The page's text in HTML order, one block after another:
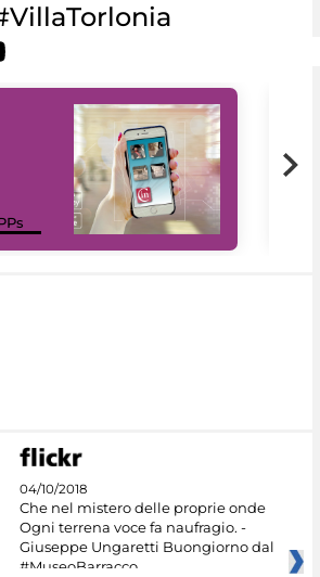
04/10/2018
Che nel mistero delle proprie onde
Ogni terrena voce fa naufragio. -
Giuseppe Ungaretti Buongiorno dal
#MuseoBarracco